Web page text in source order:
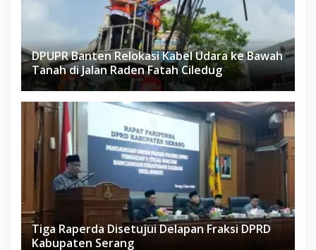
DPUPR Banten Relokasi Kabel Udara ke Bawah
Tanah di Jalan Raden Fatah Ciledug
Tiga Raperda Disetujui Delapan Fraksi DPRD
Kabupaten Serang